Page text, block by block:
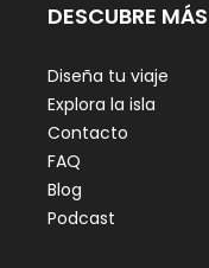
DESCUBRE MÁS
Diseña tu viaje
Explora la isla
Contacto
FAQ
Blog
Podcast